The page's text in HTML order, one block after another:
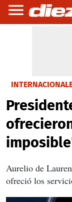
Aurelio de
ofreció los